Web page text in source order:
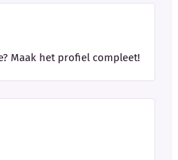
Maak het profiel compleet!